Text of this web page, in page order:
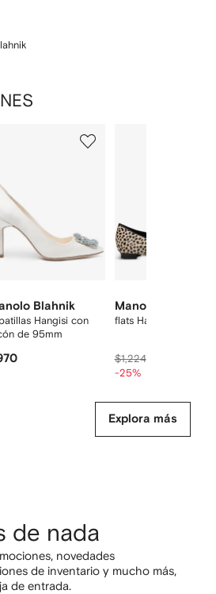
Blahnik
Hangisi con
de 95mm
Manolo Blahnik
flats Hangisi
$1,224
-25%
Explora más
de nada
novedades
de inventario y mucho más,
de entrada.